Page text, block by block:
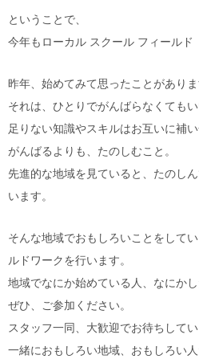
ということで、
今年もローカル スクール フィールド
昨年、始めてみて思ったことがありま
それは、ひとりでがんばらなくてもい
足りない知識やスキルはお互いに補い
がんばるよりも、たのしむこと。
先進的な地域を見ていると、たのし
います。
そんな地域でおもしろいことをして
ルドワークを行います。
地域でなにか始めている人、なにかし
ぜひ、ご参加ください。
スタッフ一同、大歓迎でお待ちしてい
一緒におもしろい地域、おもしろい